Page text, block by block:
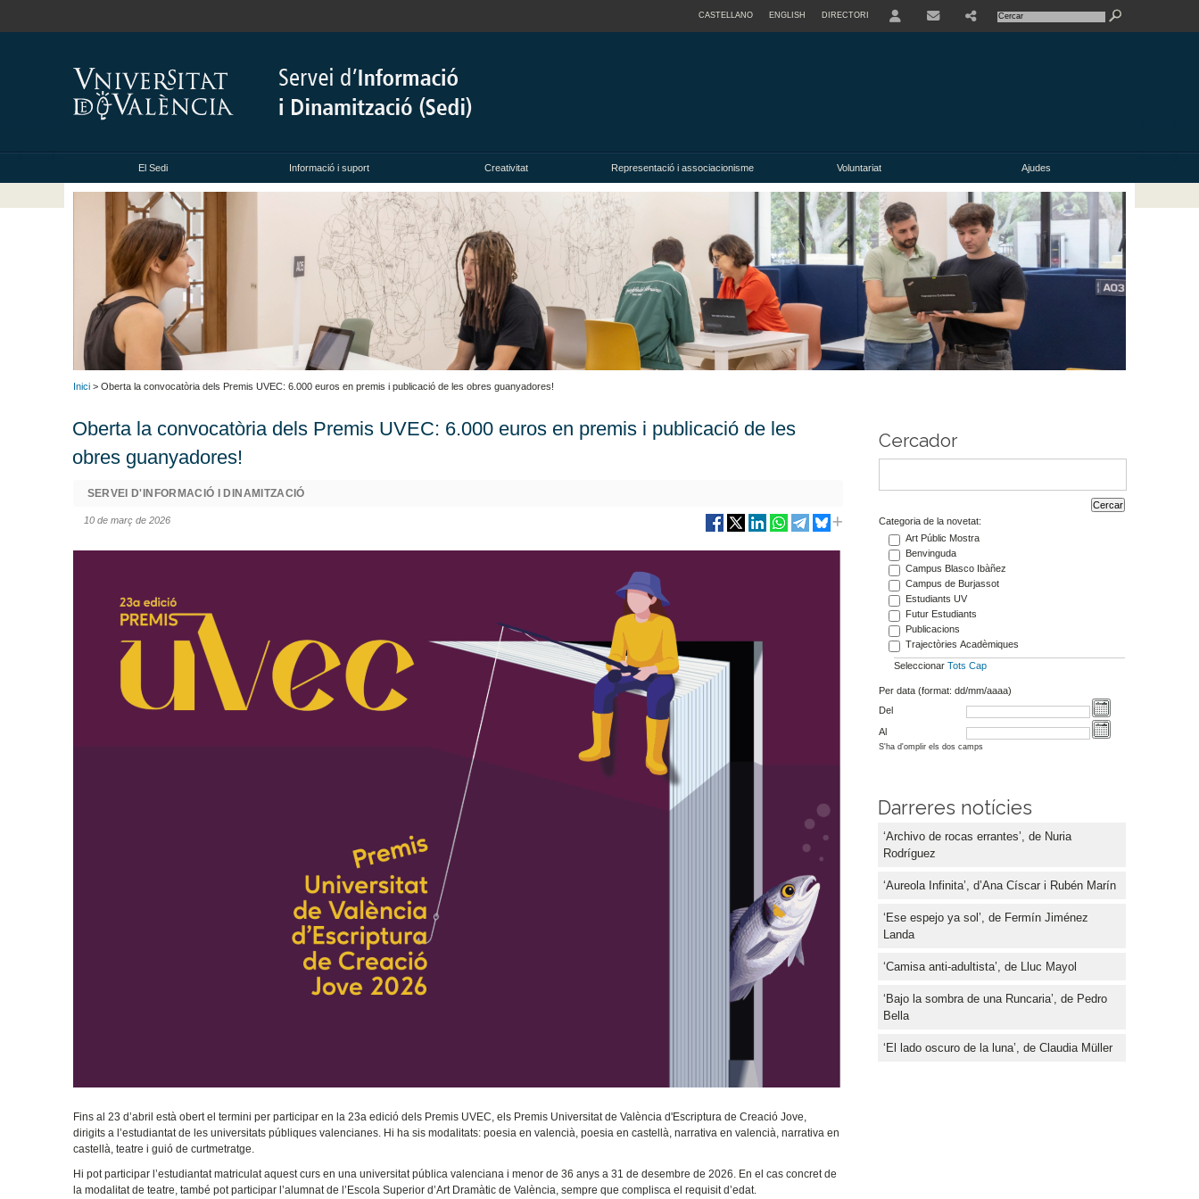
CASTELLANO ENGLISH DIRECTORI
El Sedi Informació i suport Creativitat Representació i associacionisme Voluntariat Ajudes
Inici > Oberta la convocatòria dels Premis UVEC: 6.000 euros en premis i publicació de les obres guanyadores!
Oberta la convocatòria dels Premis UVEC: 6.000 euros en premis i publicació de les
obres guanyadores!
SERVEI D'INFORMACIÓ I DINAMITZACIÓ
10 de març de 2026
Fins al 23 d’abril està obert el termini per participar en la 23a edició dels Premis UVEC, els Premis Universitat de València d'Escriptura de Creació Jove,
dirigits a l’estudiantat de les universitats públiques valencianes. Hi ha sis modalitats: poesia en valencià, poesia en castellà, narrativa en valencià, narrativa en
castellà, teatre i guió de curtmetratge.
Hi pot participar l’estudiantat matriculat aquest curs en una universitat pública valenciana i menor de 36 anys a 31 de desembre de 2026. En el cas concret de
la modalitat de teatre, també pot participar l’alumnat de l’Escola Superior d’Art Dramàtic de València, sempre que complisca el requisit d’edat.
Cercador
Categoria de la novetat:
Art Públic Mostra
Benvinguda
Campus Blasco Ibàñez
Campus de Burjassot
Estudiants UV
Futur Estudiants
Publicacions
Trajectòries Acadèmiques
Seleccionar Tots Cap
Per data (format: dd/mm/aaaa)
Del
Al
S'ha d'omplir els dos camps
Darreres notícies
‘Archivo de rocas errantes’, de Nuria
Rodríguez
‘Aureola Infinita’, d’Ana Císcar i Rubén Marín
‘Ese espejo ya sol’, de Fermín Jiménez
Landa
‘Camisa anti-adultista’, de Lluc Mayol
‘Bajo la sombra de una Runcaria’, de Pedro
Bella
‘El lado oscuro de la luna’, de Claudia Müller